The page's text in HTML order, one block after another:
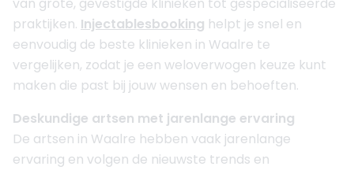
praktijken. Injectablesbooking helpt je snel en
eenvoudig de beste klinieken in Waalre te
vergelijken, zodat je een weloverwogen keuze kunt
maken die past bij jouw wensen en behoeften.
Deskundige artsen met jarenlange ervaring
De artsen in Waalre hebben vaak jarenlange
ervaring en volgen de nieuwste trends en